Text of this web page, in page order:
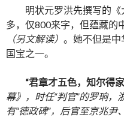
明状元罗洪先撰写的
多，仅800来字，但蕴藏的
（另文解读） 。她不但是中
国宝之一。
“君章才五色，知尔得
幕》，时任“判官”的罗珦
有“德政碑”，后官至京兆